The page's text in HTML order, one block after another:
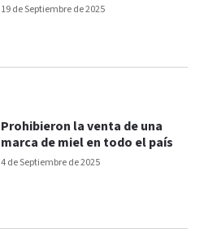
19 de Septiembre de 2025
4 de Septiembre de 2025
Prohibieron la venta de una
marca de miel en todo el país